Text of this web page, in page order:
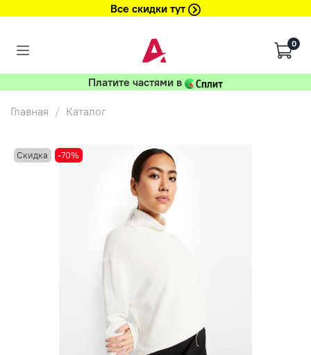
Все скидки тут
0
Платите частями в
Главная Каталог
Скидка -70%